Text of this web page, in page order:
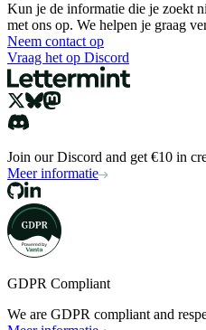
Kun je de informatie die je zoekt
met ons op. We helpen je graag
Neem contact op
Vraag het op Discord
Join our Discord and get €10 in
Meer informatie
GDPR Compliant
We are GDPR compliant and